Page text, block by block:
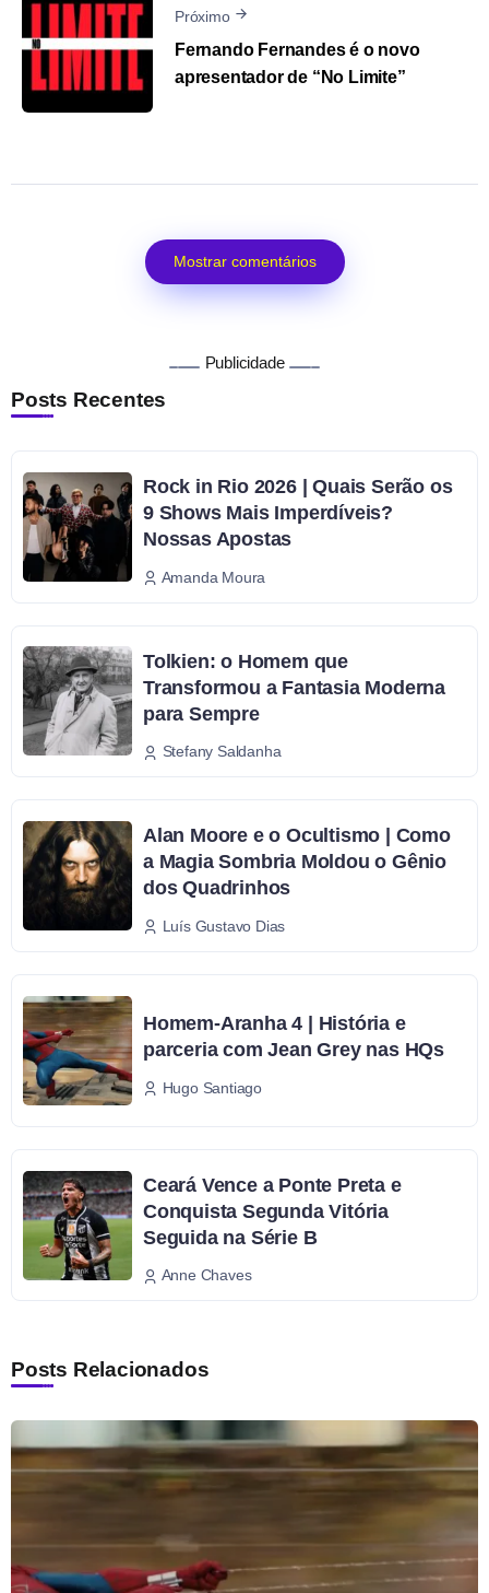
Próximo
Fernando Fernandes é o novo
apresentador de “No Limite”
Mostrar comentários
Publicidade
Posts Recentes
Rock in Rio 2026 | Quais Serão os
9 Shows Mais Imperdíveis?
Nossas Apostas
Amanda Moura
Tolkien: o Homem que
Transformou a Fantasia Moderna
para Sempre
Stefany Saldanha
Alan Moore e o Ocultismo | Como
a Magia Sombria Moldou o Gênio
dos Quadrinhos
Luís Gustavo Dias
Homem-Aranha 4 | História e
parceria com Jean Grey nas HQs
Hugo Santiago
Ceará Vence a Ponte Preta e
Conquista Segunda Vitória
Seguida na Série B
Anne Chaves
Posts Relacionados